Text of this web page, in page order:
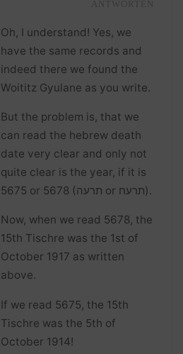
Oh, I understand! Yes, we
have the same records and
indeed there we found the
Woititz Gyulane as you write.
But the problem is, that we
can read the hebrew death
date very clear and only not
quite clear is the year, if it is
5675 or 5678 (תרעה or תרעח).
Now, when we read 5678, the
15th Tischre was the 1st of
October 1917 as written
above.
If we read 5675, the 15th
Tischre was the 5th of
October 1914!